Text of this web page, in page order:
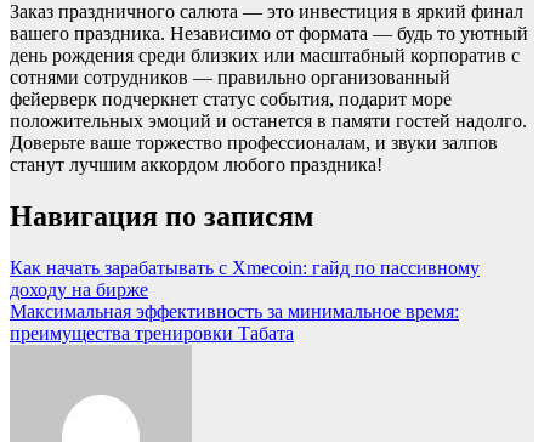
Заказ праздничного салюта — это инвестиция в яркий финал
вашего праздника. Независимо от формата — будь то уютный
день рождения среди близких или масштабный корпоратив с
сотнями сотрудников — правильно организованный
фейерверк подчеркнет статус события, подарит море
положительных эмоций и останется в памяти гостей надолго.
Доверьте ваше торжество профессионалам, и звуки залпов
станут лучшим аккордом любого праздника!
Навигация по записям
Как начать зарабатывать с Xmecoin: гайд по пассивному
доходу на бирже
Максимальная эффективность за минимальное время:
преимущества тренировки Табата